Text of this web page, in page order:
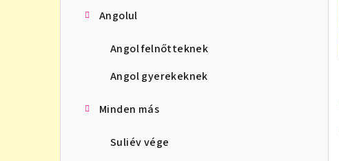
Angolul
Angol felnőtteknek
Angol gyerekeknek
Minden más
Suliév vége